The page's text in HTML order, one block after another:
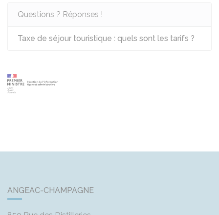
Questions ? Réponses !
Taxe de séjour touristique : quels sont les tarifs ?
ANGEAC-CHAMPAGNE